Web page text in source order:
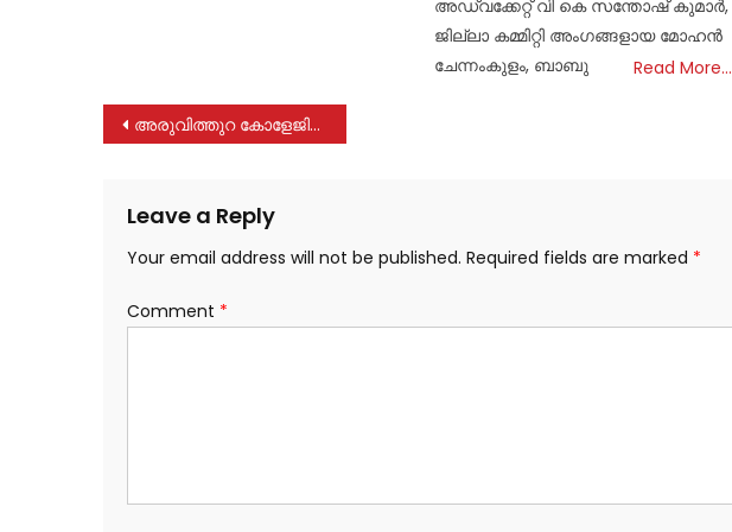
അഡ്വക്കേറ്റ് വി കെ സന്തോഷ് കുമാർ,
ജില്ലാ കമ്മിറ്റി അംഗങ്ങളായ മോഹൻ
ചേന്നംകുളം, ബാബു
Read More…
Post
അരുവിത്തുറ കോളേജിൻ്റെ വജ്രജൂബിലി ആഘോഷങ്ങൾക്ക് 5 ന് തിരിതെളിയും
Leave a Reply
Your email address will not be published. Required fields are marked *
Comment *